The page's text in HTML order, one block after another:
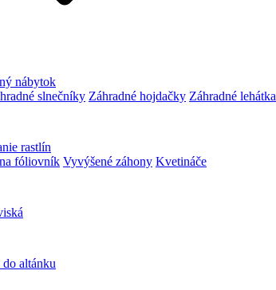
nábytok
slnečníky Záhradné hojdačky Záhradné lehátka
rastlín
fóliovník Vyvýšené záhony Kvetináče
do altánku